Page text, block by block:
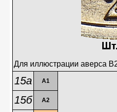
Для иллюстрации аверса
15а А1
15б А2